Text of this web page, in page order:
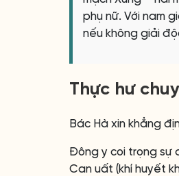
phụ nữ. Với nam
nếu không giải
Thực hư
Bác Hà xin khẳng
Đông y coi trọng sự
Can uất (khí huyết